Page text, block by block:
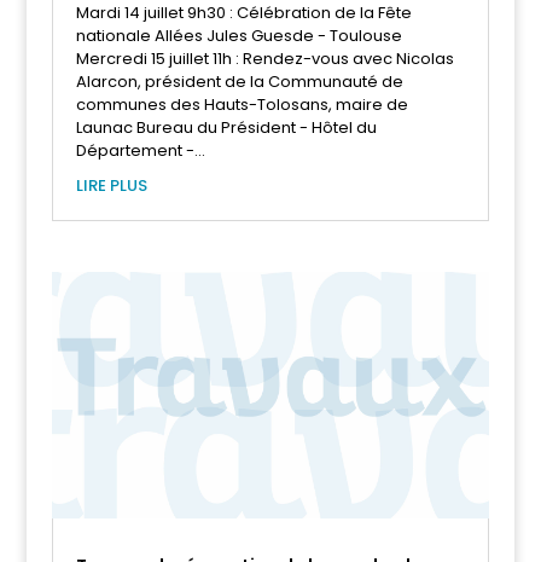
Mardi 14 juillet 9h30 : Célébration de la Fête
nationale Allées Jules Guesde - Toulouse
Mercredi 15 juillet 11h : Rendez-vous avec Nicolas
Alarcon, président de la Communauté de
communes des Hauts-Tolosans, maire de
Launac Bureau du Président - Hôtel du
Département -...
LIRE PLUS